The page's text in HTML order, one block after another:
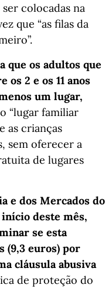
colocadas na
que “as filas da
que os adultos que
os 2 e os 11 anos
um lugar,
“lugar familiar
as crianças
sem oferecer a
de lugares
e dos Mercados do
deste mês,
se esta
(9,3 euros) por
cláusula abusiva
de proteção do